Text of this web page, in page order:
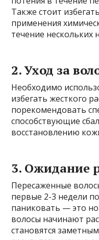
Также стоит
применения
течение нескольких
2. Уход за
Необходимо
избегать жесткого
порекомендовать
способствующие
восстановлению
3. Ожидание
Пересаженные
первые 2-3 недели
паниковать — это
волосы начинают
становятся